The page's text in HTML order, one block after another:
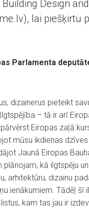
Design
lai piešķirtu
Parlamenta
dizainerus pieteikt
– tā ir arī
Eiropas zaļā
mūsu ikdienas
Jaunā Eiropas
kā ilgtspēju
arhitektūru, dizainu
ienākumiem. Tādēļ
kam tas jau ir